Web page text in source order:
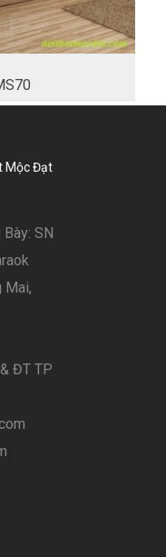
Mộc Đạt
SN
Mai,
ĐT TP